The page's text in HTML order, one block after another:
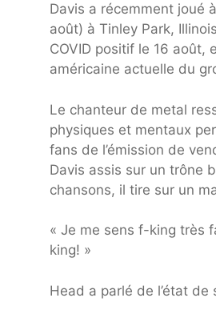
Davis a récemment joué
août) à Tinley Park,
COVID positif le 16 août,
américaine actuelle du
Le chanteur de metal
physiques et mentaux
fans de l’émission de
Davis assis sur un trône
chansons, il tire sur un
« Je me sens f-king très
king! »
Head a parlé de l’état